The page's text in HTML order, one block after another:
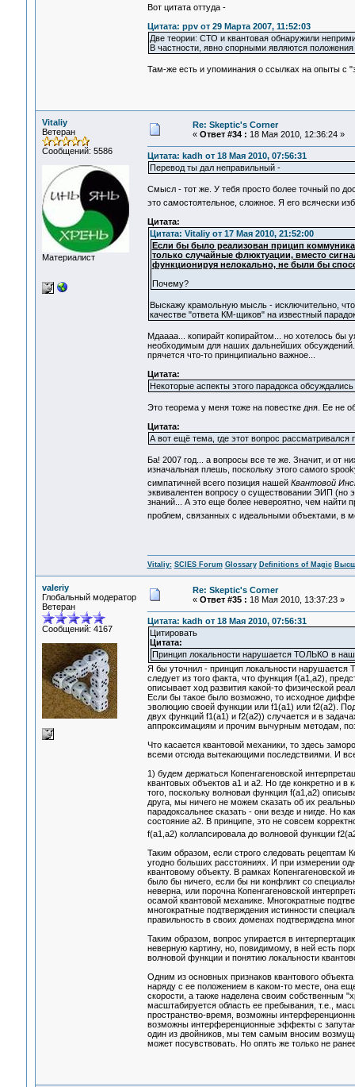
Вот цитата оттуда -
Цитата: ppv от 29 Марта 2007, 11:52:03
Две теории: СТО и квантовая обнаружили
В частности, явно спорными являются
Там-же есть и упоминания о ссылках на опыты с
Vitaliy
Ветеран
Сообщений: 5586
Материалист
Re: Skeptic's Corner
« Ответ #34 : 18 Мая 2010, 12:36:24 »
Цитата: kadh от 18 Мая 2010, 07:56:31
Перевод ты дал неправильный -
Смысл - тот же. У тебя просто более точный по
это самостоятельное, сложное. Я его всячески
Цитата:
Цитата: Vitaliy от 17 Мая 2010, 21:52:00
Если бы было реализован прицип
только случайные флюктуации, вместо
функционируя нелокально, не были бы
Почему?
Выскажу крамольную мысль - исключительно,
качестве "ответа КМ-щиков" на известный
Мдаааа... копирайт копирайтом... но хотелось бы
необходимым для наших дальнейших
прячется что-то принципиально важное...
Цитата:
Некоторые аспекты этого парадокса
Это теорема у меня тоже на повестке дня. Ее не
Цитата:
А вот ещё тема, где этот вопрос
Ба! 2007 год... а вопросы все те же. Значит, и от
изначальная плешь, поскольку этого самого
симпатичней всего позиция нашей Квантовой
эквивалентен вопросу о существовании ЭИП (но
знаний... А это еще более невероятно, чем найти
проблем, связанных с идеальными объектами, в
Vitaliy: SCIES Forum Glossary Definitions of Magic
valeriy
Глобальный модератор
Ветеран
Сообщений: 4167
Re: Skeptic's Corner
« Ответ #35 : 18 Мая 2010, 13:37:23 »
Цитата: kadh от 18 Мая 2010, 07:56:31
Цитировать
Цитата:
Принцип локальности нарушается ТОЛЬКО в
Я бы уточнил - принцип локальности нарушается
следует из того факта, что функция f(a1,a2),
описывает ход развития какой-то физической
Если бы такое было возможно, то исходное
эволюцию своей функции или f1(a1) или f2(a2).
двух функций f1(a1) и f2(a2)) случается и в
аппроксимациям и прочим вычурным методам,
Что касается квантовой механики, то здесь
всеми отсюда вытекающими последствиями. И
1) будем держаться Копенгагеновской
квантовых объектов а1 и а2. Но где конкретно и в
того, поскольку волновая функция f(a1,a2)
друга, мы ничего не можем сказать об их
парадоксальнее сказать - они везде и нигде. Но
состояние а2. В принципе, это не совсем
f(a1,a2) коллапсировала до волновой функции
Таким образом, если строго следовать рецептам
угодно больших расстояниях. И при измерении
квантовому объекту. В рамках Копенгагеновской
было бы ничего, если бы ни конфликт со
неверна, или порочна Копенгагеновской
осамой квантовой механике. Многократные
многократные подтверждения истинности
правильность в своих доменах подтверждена
Таким образом, вопрос упирается в
неверную картину, но, повидимому, в ней есть
волновой функции и понятию локальности
Одним из основных признаков квантового
наряду с ее положением в каком-то месте, она
скорости, а также наделена своим собственным
масштабируется область ее пребывания, т.е.,
пространство-время, возможны
возможны интерференционные эффекты с
один из двойников, мы тем самым вносим
может посувствовать. Но опять же только не